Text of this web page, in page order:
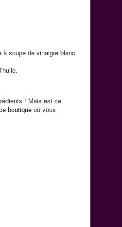
soupe de vinaigre blanc.
! Mais est ce
boutique où vous